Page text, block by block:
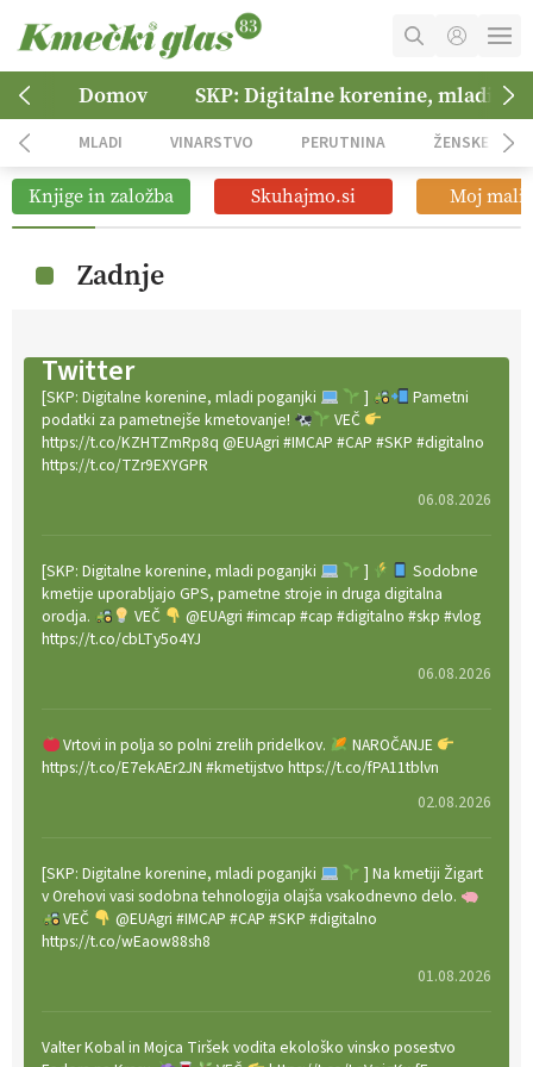
MOJ RAČUN
NAROČITE SE
OGLASNO TRŽENJE
Domov SKP: Digitalne korenine, mladi
MLADI VINARSTVO PERUTNINA ŽENSKE
Knjige in založba Skuhajmo.si Moj mali
Zadnje
Twitter
[SKP: Digitalne korenine, mladi poganjki ]
Pametni
podatki za pametnejše kmetovanje!
VEČ
https://t.co/KZHTZmRp8q @EUAgri #IMCAP #CAP #SKP #digitalno
https://t.co/TZr9EXYGPR
06.08.2026
[SKP: Digitalne korenine, mladi poganjki ]
Sodobne
kmetije uporabljajo GPS, pametne stroje in druga digitalna
orodja.
VEČ
@EUAgri #imcap #cap #digitalno #skp #vlog
https://t.co/cbLTy5o4YJ
06.08.2026
Vrtovi in polja so polni zrelih pridelkov.
NAROČANJE
https://t.co/E7ekAEr2JN #kmetijstvo https://t.co/fPA11tblvn
02.08.2026
[SKP: Digitalne korenine, mladi poganjki
] Na kmetiji Žigart
v Orehovi vasi sodobna tehnologija olajša vsakodnevno delo.
VEČ
@EUAgri #IMCAP #CAP #SKP #digitalno
https://t.co/wEaow88sh8
01.08.2026
Valter Kobal in Mojca Tiršek vodita ekološko vinsko posestvo